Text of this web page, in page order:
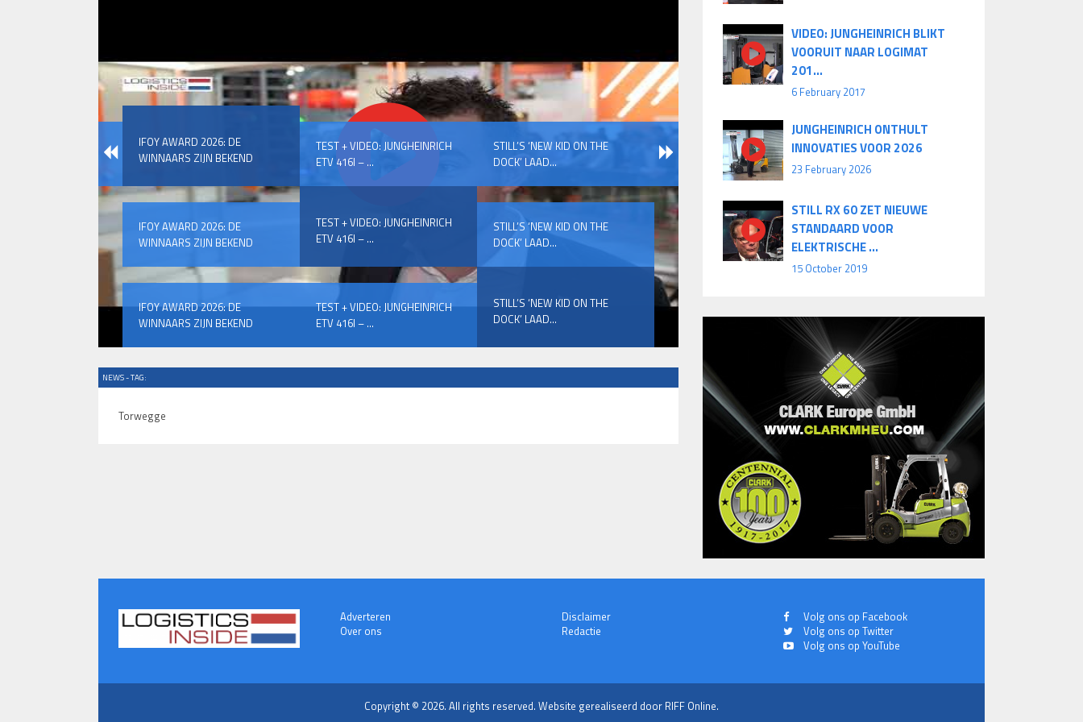
IFOY AWARD 2026: DE
WINNAARS ZIJN BEKEND
TEST + VIDEO: JUNGHEINRICH
ETV 416I – ...
STILL’S ‘NEW KID ON THE
DOCK’ LAAD...
IFOY AWARD 2026: DE
WINNAARS ZIJN BEKEND
TEST + VIDEO: JUNGHEINRICH
ETV 416I – ...
STILL’S ‘NEW KID ON THE
DOCK’ LAAD...
IFOY AWARD 2026: DE
WINNAARS ZIJN BEKEND
TEST + VIDEO: JUNGHEINRICH
ETV 416I – ...
STILL’S ‘NEW KID ON THE
DOCK’ LAAD...
NEWS - TAG:
Torwegge
VIDEO: JUNGHEINRICH BLIKT
VOORUIT NAAR LOGIMAT
201...
6 February 2017
JUNGHEINRICH ONTHULT
INNOVATIES VOOR 2026
23 February 2026
STILL RX 60 ZET NIEUWE
STANDAARD VOOR
ELEKTRISCHE ...
15 October 2019
Adverteren
Over ons
Disclaimer
Redactie
Volg ons op Facebook
Volg ons op Twitter
Volg ons op YouTube
Copyright © 2026. All rights reserved. Website gerealiseerd door RIFF Online.